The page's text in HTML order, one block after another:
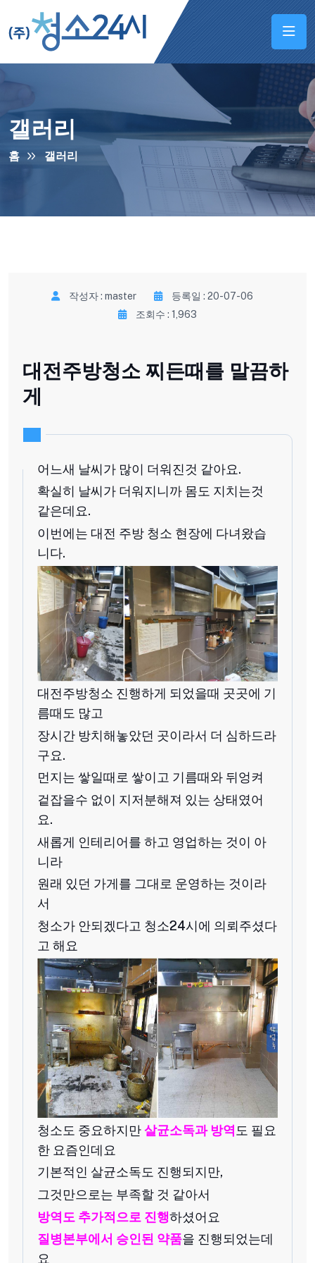
갤러리
홈 갤러리
작성자 : master
등록일 : 20-07-06
조회수 : 1,963
대전주방청소 찌든때를 말끔하
게
어느새 날씨가 많이 더워진것 같아요.
확실히 날씨가 더워지니까 몸도 지치는것
같은데요.
이번에는 대전 주방 청소 현장에 다녀왔습
니다.
대전주방청소 진행하게 되었을때 곳곳에 기
름때도 많고
장시간 방치해놓았던 곳이라서 더 심하드라
구요.
먼지는 쌓일때로 쌓이고 기름때와 뒤엉켜
겉잡을수 없이 지저분해져 있는 상태였어
요.
새롭게 인테리어를 하고 영업하는 것이 아
니라
원래 있던 가게를 그대로 운영하는 것이라
서
청소가 안되겠다고 청소24시에 의뢰주셨다
고 해요
청소도 중요하지만살균소독과 방역 도 필요
한 요즘인데요
기본적인 살균소독도 진행되지만,
그것만으로는 부족할 것 같아서
방역도 추가적으로 진행하셨어요
질병본부에서 승인된 약품을 진행되었는데
요